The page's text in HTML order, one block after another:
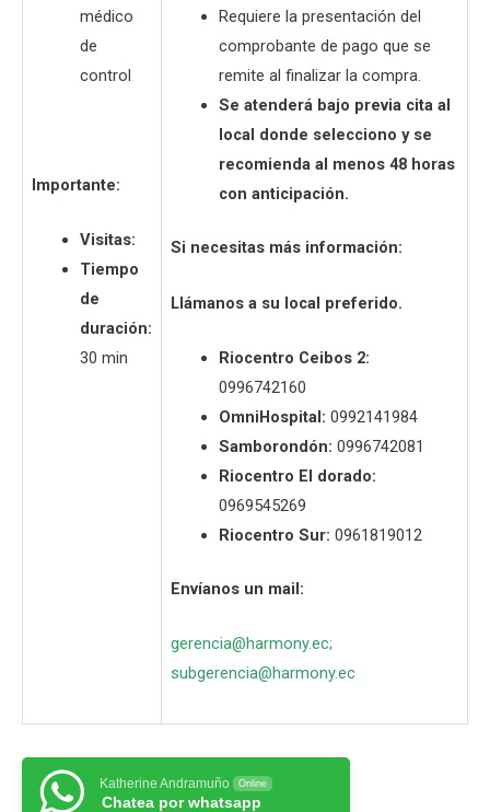
médico
de
control
Importante:
Visitas:
Tiempo
de
duración:
30 min
Requiere la presentación del
comprobante de pago que se
remite al finalizar la compra.
Se atenderá bajo previa cita al
local donde selecciono y se
recomienda al menos 48 horas
con anticipación.
Si necesitas más información:
Llámanos a su local preferido.
Riocentro Ceibos 2:
0996742160
OmniHospital: 0992141984
Samborondón: 0996742081
Riocentro El dorado:
0969545269
Riocentro Sur: 0961819012
Envíanos un mail:
gerencia@harmony.ec;
subgerencia@harmony.ec
Katherine Andramuño Online
Chatea por whatsapp